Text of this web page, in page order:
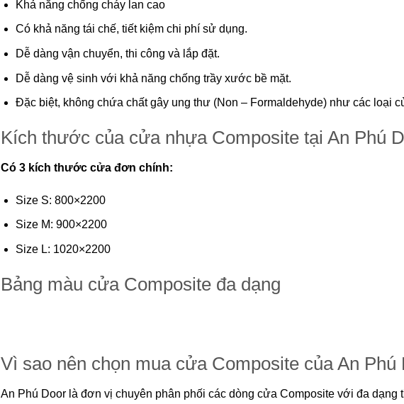
Khả năng chống cháy lan cao
Có khả năng tái chế, tiết kiệm chi phí sử dụng.
Dễ dàng vận chuyển, thi công và lắp đặt.
Dễ dàng vệ sinh với khả năng chống trầy xước bề mặt.
Đặc biệt, không chứa chất gây ung thư (Non – Formaldehyde) như các loại
Kích thước của cửa nhựa Composite tại An Phú
Có 3 kích thước cửa đơn chính:
Size S: 800×2200
Size M: 900×2200
Size L: 1020×2200
Bảng màu cửa Composite đa dạng
Vì sao nên chọn mua cửa Composite của An Phú
An Phú Door là đơn vị chuyên phân phối các dòng cửa Composite với đa dạng